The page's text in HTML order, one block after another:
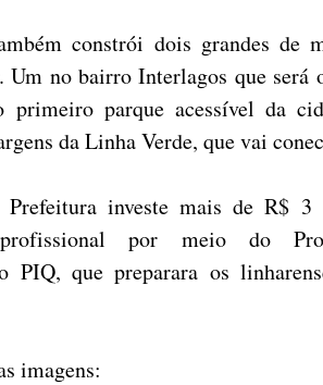
constrói dois grandes de
Um no bairro Interlagos que
primeiro parque acessível da
da Linha Verde, que vai
investe mais de R$ 3
por meio do
PIQ, que preparara os
imagens: